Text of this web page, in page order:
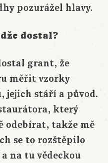
pozurážel hlavy.
dostal?
grant, že
měřit vzorky
jejich stáří a původ.
který
odebírat, takže mě
se to rozštěpilo
na tu vědeckou